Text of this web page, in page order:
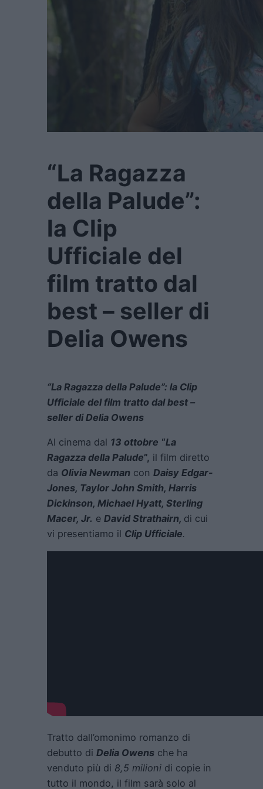
“La Ragazza
della Palude”:
la Clip
Ufficiale del
film tratto dal
best – seller di
Delia Owens
“La Ragazza della Palude”: la Clip
Ufficiale del film tratto dal best –
seller di Delia Owens
Al cinema dal 13 ottobre “La
Ragazza della Palude”, il film diretto
da Olivia Newman con Daisy Edgar-
Jones, Taylor John Smith, Harris
Dickinson, Michael Hyatt, Sterling
Macer, Jr. e David Strathairn, di cui
vi presentiamo il Clip Ufficiale.
Tratto dall’omonimo romanzo di
debutto di Delia Owens che ha
venduto più di 8,5 milioni di copie in
tutto il mondo, il film sarà solo al